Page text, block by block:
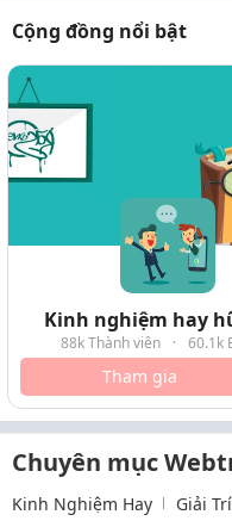
Cộng đồng nổi bật
Kinh nghiệm hay
88k Thành viên · 60.1k
Tham gia
Chuyên mục
Kinh Nghiệm Hay Giải